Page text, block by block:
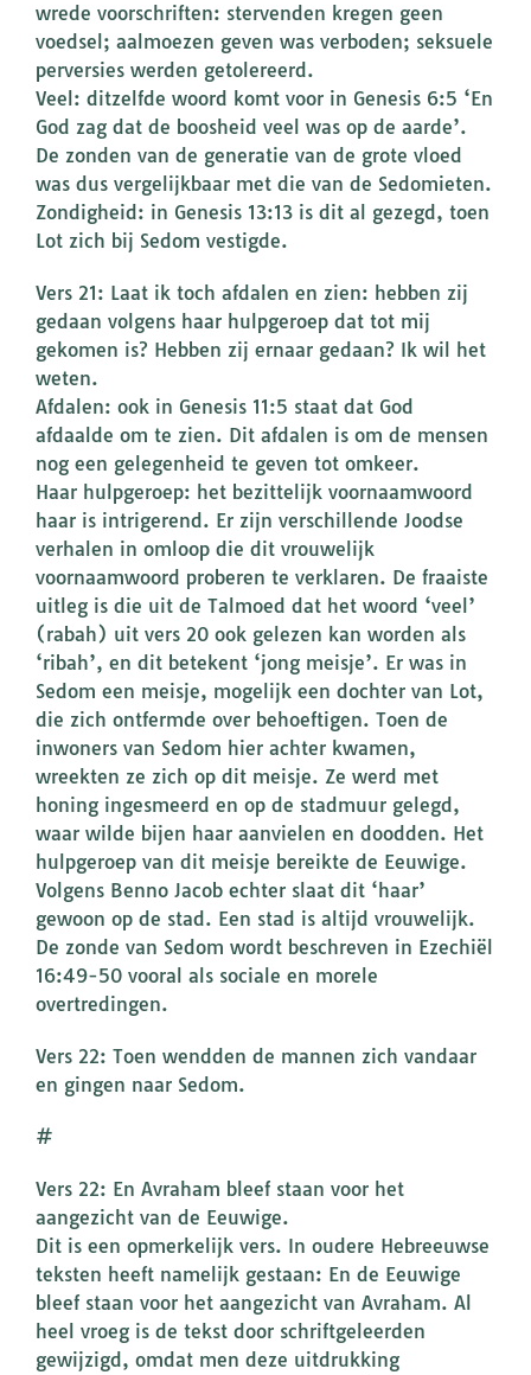
wrede voorschriften: stervenden kregen geen
voedsel; aalmoezen geven was verboden; seksuele
perversies werden getolereerd.
Veel: ditzelfde woord komt voor in Genesis 6:5 ‘En
God zag dat de boosheid veel was op de aarde’.
De zonden van de generatie van de grote vloed
was dus vergelijkbaar met die van de Sedomieten.
Zondigheid: in Genesis 13:13 is dit al gezegd, toen
Lot zich bij Sedom vestigde.
Vers 21: Laat ik toch afdalen en zien: hebben zij
gedaan volgens haar hulpgeroep dat tot mij
gekomen is? Hebben zij ernaar gedaan? Ik wil het
weten.
Afdalen: ook in Genesis 11:5 staat dat God
afdaalde om te zien. Dit afdalen is om de mensen
nog een gelegenheid te geven tot omkeer.
Haar hulpgeroep: het bezittelijk voornaamwoord
haar is intrigerend. Er zijn verschillende Joodse
verhalen in omloop die dit vrouwelijk
voornaamwoord proberen te verklaren. De fraaiste
uitleg is die uit de Talmoed dat het woord ‘veel’
(rabah) uit vers 20 ook gelezen kan worden als
‘ribah’, en dit betekent ‘jong meisje’. Er was in
Sedom een meisje, mogelijk een dochter van Lot,
die zich ontfermde over behoeftigen. Toen de
inwoners van Sedom hier achter kwamen,
wreekten ze zich op dit meisje. Ze werd met
honing ingesmeerd en op de stadmuur gelegd,
waar wilde bijen haar aanvielen en doodden. Het
hulpgeroep van dit meisje bereikte de Eeuwige.
Volgens Benno Jacob echter slaat dit ‘haar’
gewoon op de stad. Een stad is altijd vrouwelijk.
De zonde van Sedom wordt beschreven in Ezechiël
16:49-50 vooral als sociale en morele
overtredingen.
Vers 22: Toen wendden de mannen zich vandaar
en gingen naar Sedom.
#
Vers 22: En Avraham bleef staan voor het
aangezicht van de Eeuwige.
Dit is een opmerkelijk vers. In oudere Hebreeuwse
teksten heeft namelijk gestaan: En de Eeuwige
bleef staan voor het aangezicht van Avraham. Al
heel vroeg is de tekst door schriftgeleerden
gewijzigd, omdat men deze uitdrukking